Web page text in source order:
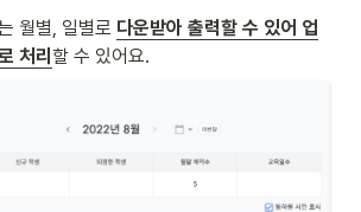
월별, 일별로 다운받아 출력할 수 있어 업
처리 할 수 있어요.